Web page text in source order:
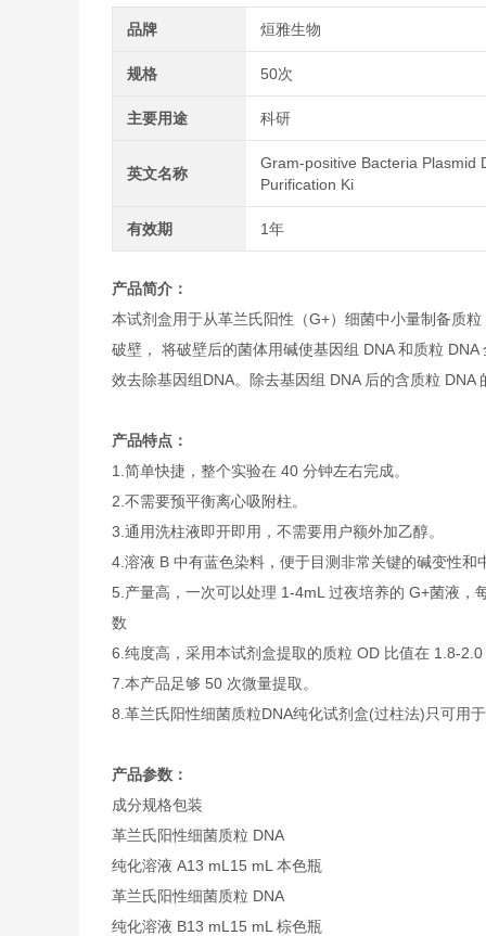
品牌 烜雅生物
规格 50次
主要用途 科研
英文名称
Gram-positive Bacteria Plasmid
Purification Ki
有效期 1年
产品简介：
本试剂盒用于从革兰氏阳性（G+）细菌中小量制备质
破壁， 将破壁后的菌体用碱使基因组 DNA 和质粒
效去除基因组DNA。除去基因组 DNA 后的含质粒
产品特点：
1.简单快捷，整个实验在 40 分钟左右完成。
2.不需要预平衡离心吸附柱。
3.通用洗柱液即开即用，不需要用户额外加乙醇。
4.溶液 B 中有蓝色染料，便于目测非常关键的碱变性
5.产量高，一次可以处理 1-4mL 过夜培养的 G+菌液
数
6.纯度高，采用本试剂盒提取的质粒 OD 比值在 1.8-
7.本产品足够 50 次微量提取。
8.革兰氏阳性细菌质粒DNA纯化试剂盒(过柱法)只可用
产品参数：
成分规格包装
革兰氏阳性细菌质粒 DNA
纯化溶液 A13 mL 15 mL 本色瓶
革兰氏阳性细菌质粒 DNA
纯化溶液 B13 mL 15 mL 棕色瓶